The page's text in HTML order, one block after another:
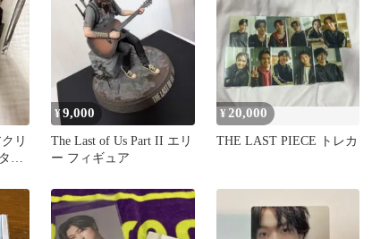
リ
セ
¥9,000
The Last of Us Part II エリ
ー フィギュア
¥ 20,000
THE LAST PIECE トレカ